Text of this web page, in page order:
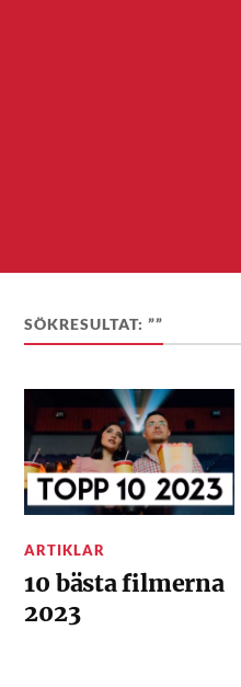
SÖKRESULTAT: ””
ARTIKLAR
10 bästa filmerna
2023